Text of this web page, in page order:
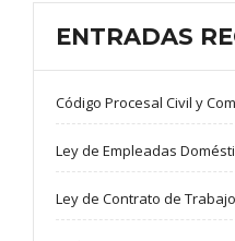
ENTRADAS
Código Procesal Civil y
Ley de Empleadas
Ley de Contrato de